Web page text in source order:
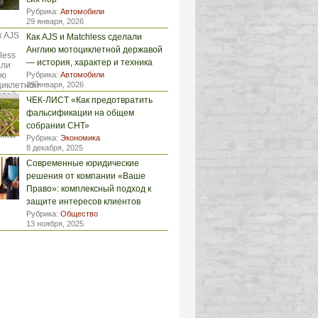
Рубрика: Автомобили
29 января, 2026
Как AJS и Matchless сделали
Англию мотоциклетной державой
— история, характер и техника
Рубрика: Автомобили
29 января, 2026
ЧЕК-ЛИСТ «Как предотвратить
фальсификации на общем
собрании СНТ»
Рубрика: Экономика
8 декабря, 2025
Современные юридические
решения от компании «Ваше
Право»: комплексный подход к
защите интересов клиентов
Рубрика: Общество
13 ноября, 2025